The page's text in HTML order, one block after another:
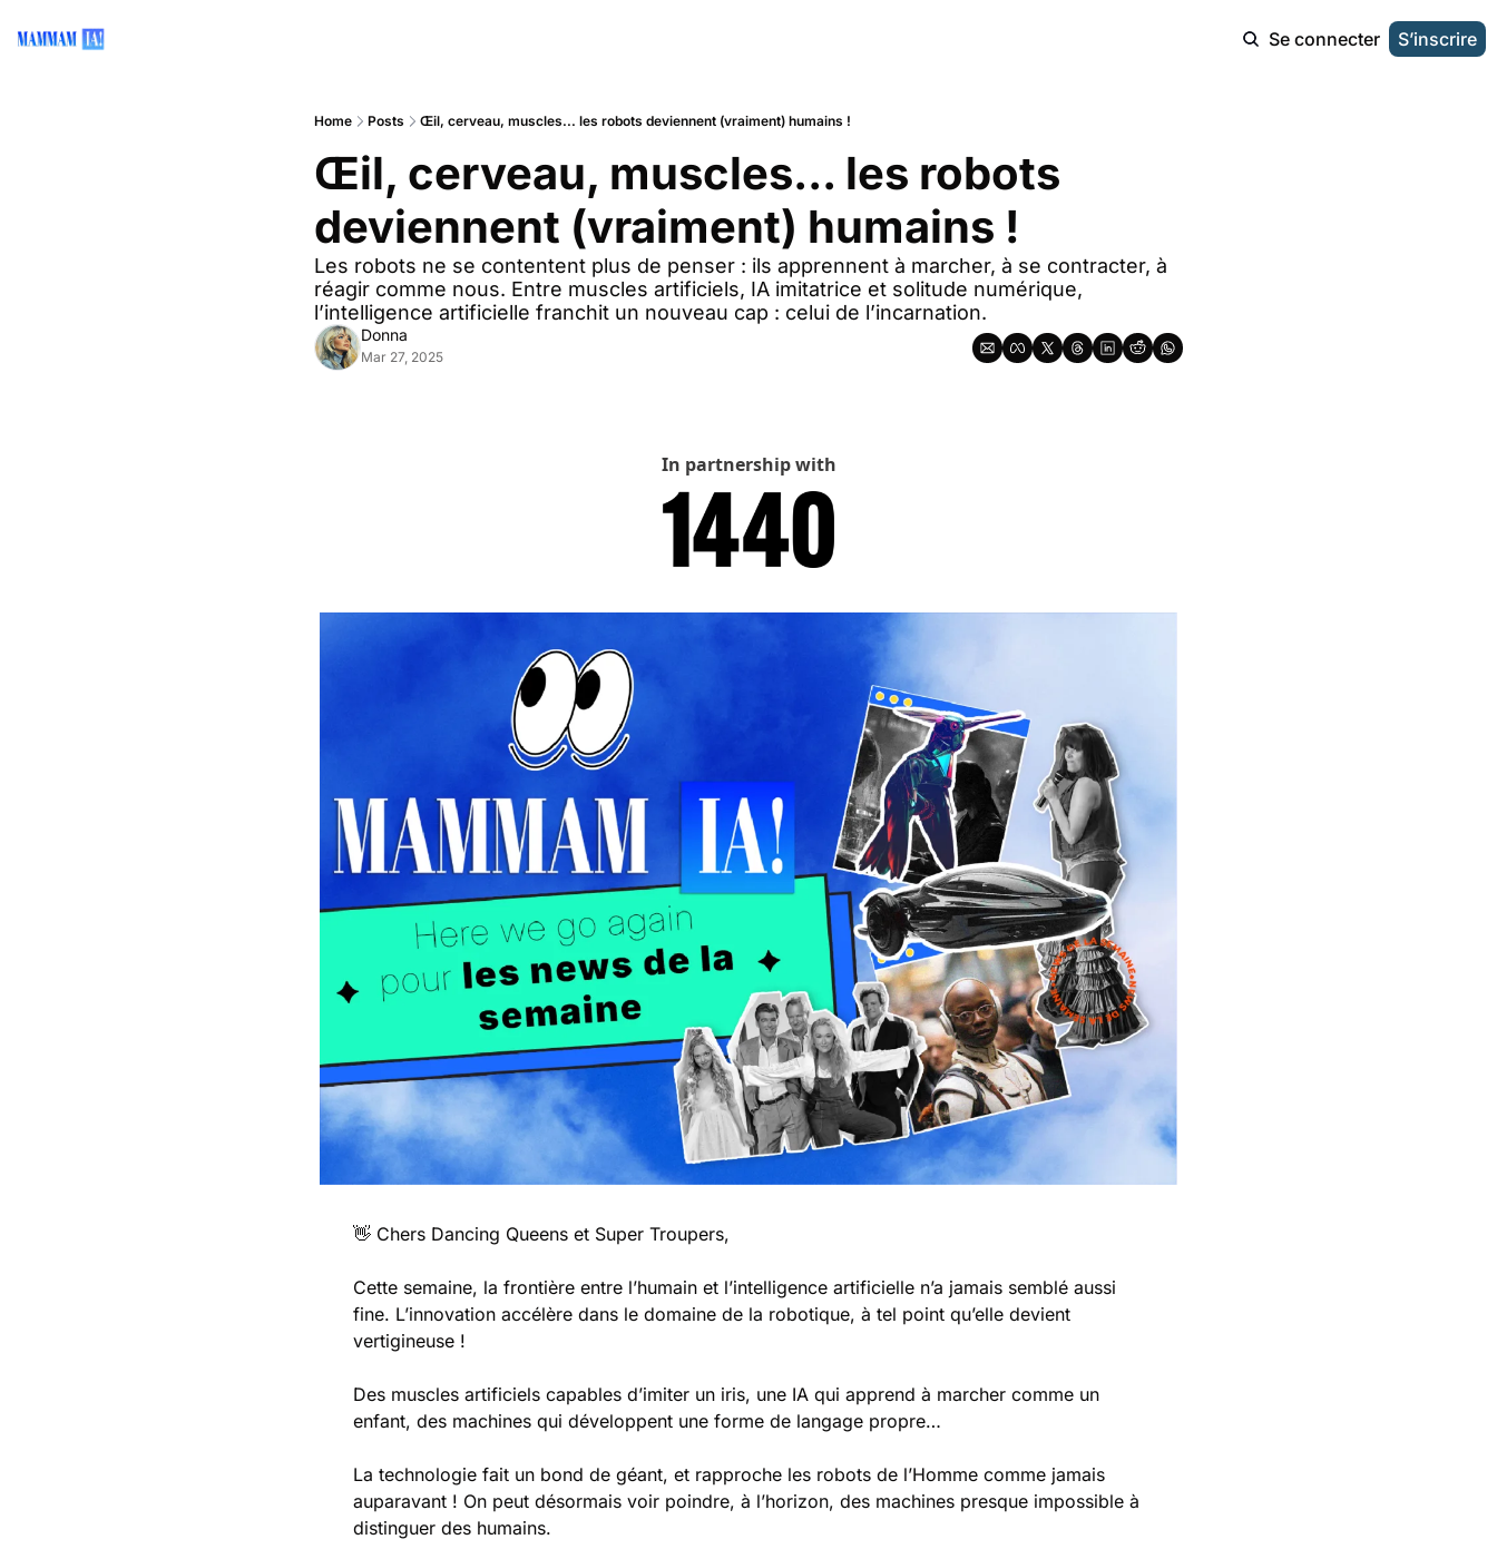
Se connecter S’inscrire
Home Posts Œil, cerveau, muscles... les robots deviennent (vraiment) humains !
Œil, cerveau, muscles... les robots
deviennent (vraiment) humains !
Les robots ne se contentent plus de penser : ils apprennent à marcher, à se contracter, à
réagir comme nous. Entre muscles artificiels, IA imitatrice et solitude numérique,
l’intelligence artificielle franchit un nouveau cap : celui de l’incarnation.
Donna
Mar 27, 2025
In partnership with
👋 Chers Dancing Queens et Super Troupers,
Cette semaine, la frontière entre l’humain et l’intelligence artificielle n’a jamais semblé aussi
fine. L’innovation accélère dans le domaine de la robotique, à tel point qu’elle devient
vertigineuse !
Des muscles artificiels capables d’imiter un iris, une IA qui apprend à marcher comme un
enfant, des machines qui développent une forme de langage propre…
La technologie fait un bond de géant, et rapproche les robots de l’Homme comme jamais
auparavant ! On peut désormais voir poindre, à l’horizon, des machines presque impossible à
distinguer des humains.